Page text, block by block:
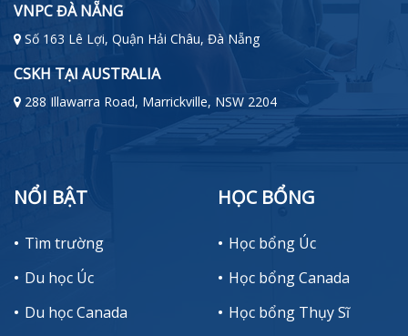
VNPC ĐÀ NẴNG
Số 163 Lê Lợi, Quận Hải Châu, Đà Nẵng
CSKH TẠI AUSTRALIA
288 Illawarra Road, Marrickville, NSW 2204
NỔI BẬT
Tìm trường
Du học Úc
Du học Canada
HỌC BỔNG
Học bổng Úc
Học bổng Canada
Học bổng Thụy Sĩ